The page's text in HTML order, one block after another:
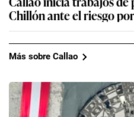
Chillón ante el riesgo
Más sobre Callao